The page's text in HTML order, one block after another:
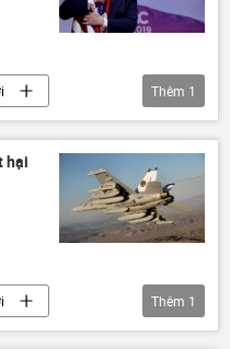
Thêm 1
hại
Thêm 1